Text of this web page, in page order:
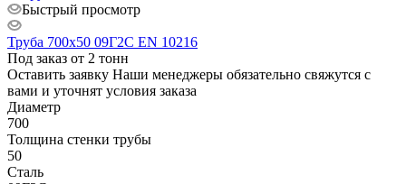
Быстрый просмотр
Труба 700х50 09Г2С EN 10216
Под заказ от 2 тонн
Оставить заявку Наши менеджеры обязательно свяжутся с
вами и уточнят условия заказа
Диаметр
700
Толщина стенки трубы
50
Сталь